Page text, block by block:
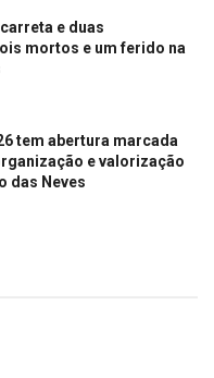
e duas
mortos e um ferido na
tem abertura marcada
e valorização
das Neves